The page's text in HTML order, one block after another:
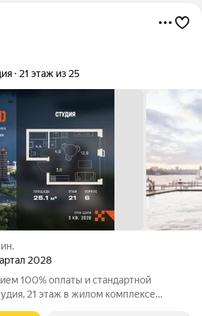
21 этаж из 25
2028
100% оплаты и стандартной
21 этаж в жилом комплексе